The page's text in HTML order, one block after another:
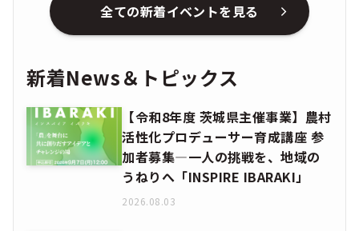
全ての新着イベントを見る
新着News＆トピックス
【令和8年度 茨城県主催事業】農村
活性化プロデューサー育成講座 参
加者募集―一人の挑戦を、地域の
うねりへ「INSPIRE IBARAKI」
2026.08.03